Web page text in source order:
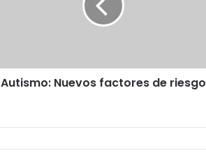
Autismo: Nuevos factores de riesgo